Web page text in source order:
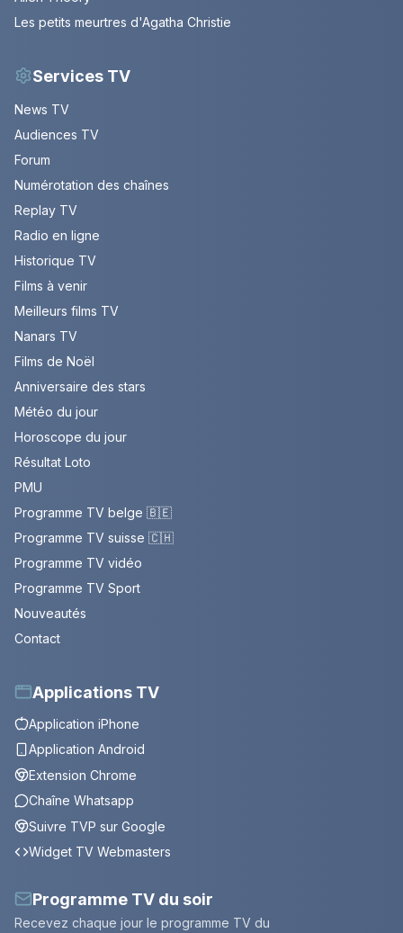
Les petits meurtres d'Agatha Christie
Services TV
News TV
Audiences TV
Forum
Numérotation des chaînes
Replay TV
Radio en ligne
Historique TV
Films à venir
Meilleurs films TV
Nanars TV
Films de Noël
Anniversaire des stars
Météo du jour
Horoscope du jour
Résultat Loto
PMU
Programme TV belge 🇧🇪
Programme TV suisse 🇨🇭
Programme TV vidéo
Programme TV Sport
Nouveautés
Contact
Applications TV
Application iPhone
Application Android
Extension Chrome
Chaîne Whatsapp
Suivre TVP sur Google
Widget TV Webmasters
Programme TV du soir
Recevez chaque jour le programme TV du